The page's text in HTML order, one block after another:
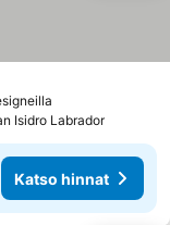
Isidro Labrador
Katso hinnat